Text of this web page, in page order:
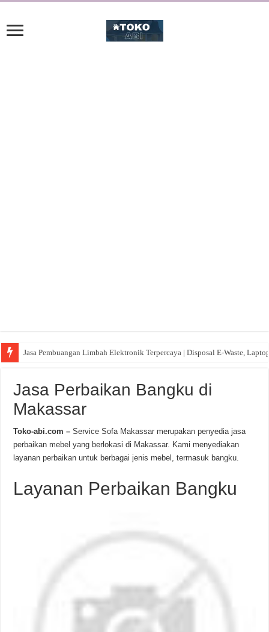
Jasa Pembuangan Limbah Elektronik Terpercaya | Disposal E-Waste,
Jasa Perbaikan Bangku di
Makassar
Toko-abi.com –Service Sofa Makassar merupakan penyedia jasa
perbaikan mebel yang berlokasi di Makassar. Kami menyediakan
layanan perbaikan untuk berbagai jenis mebel, termasuk bangku.
Layanan Perbaikan Bangku